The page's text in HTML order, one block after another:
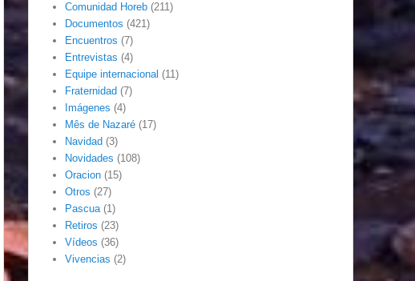
Comunidad Horeb (211)
Documentos (421)
Encuentros (7)
Entrevistas (4)
Equipe internacional (11)
Fraternidad (7)
Imágenes (4)
Mês de Nazaré (17)
Navidad (3)
Novidades (108)
Oracion (15)
Otros (27)
Pascua(1)
Retiros (23)
Vídeos (36)
Vivencias (2)